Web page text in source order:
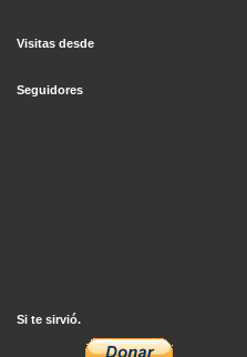
Visitas desde
Seguidores
Si te sirvió.